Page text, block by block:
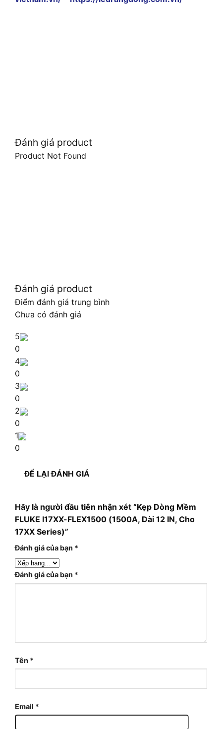
Đánh giá product
Product Not Found
Đánh giá product
Điểm đánh giá trung bình
Chưa có đánh giá
5
0
4
0
3
0
2
0
1
0
ĐỂ LẠI ĐÁNH GIÁ
Hãy là người đầu tiên nhận xét “Kẹp Dòng Mềm
FLUKE I17XX-FLEX1500 (1500A, Dài 12 IN, Cho
17XX Series)”
Đánh giá của bạn *
Đánh giá của bạn *
Tên *
Email *